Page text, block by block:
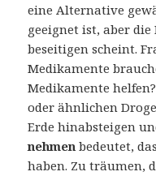
eine Alternative
geeignet ist, aber die
beseitigen scheint.
Medikamente
Medikamente
oder ähnlichen
Erde hinabsteigen
nehmen bedeutet,
haben. Zu träumen,